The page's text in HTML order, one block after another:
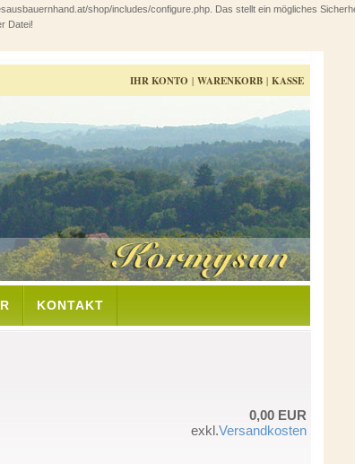
shop/includes/configure.php. Das stellt ein mögliches
Datei!
IHR KONTO | WARENKORB | KASSE
KONTAKT
0,00 EUR
exkl.Versandkosten